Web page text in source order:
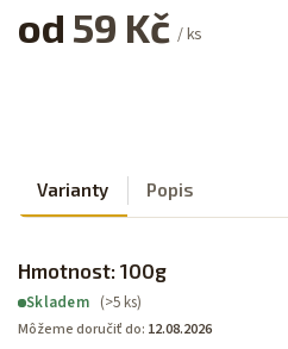
od 59 Kč / ks
Varianty Popis
Hmotnost: 100g
Skladem (>5 ks)
Môžeme doručiť do: 12.08.2026